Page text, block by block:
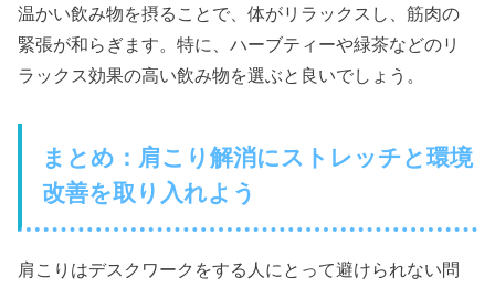
温かい飲み物を摂ることで、体がリラックスし、筋肉の
緊張が和らぎます。特に、ハーブティーや緑茶などのリ
ラックス効果の高い飲み物を選ぶと良いでしょう。
まとめ：肩こり解消にストレッチと環境
改善を取り入れよう
肩こりはデスクワークをする人にとって避けられない問